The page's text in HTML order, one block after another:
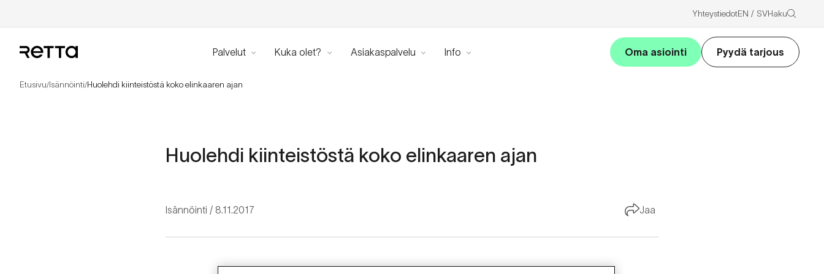
YhteystiedotEN SVHaku
Palvelut Kuka olet? Asiakaspalvelu Info Oma asiointi Pyydä tarjous
Etusivu/Isännöinti/Huolehdi kiinteistöstä koko elinkaaren ajan
Huolehdi kiinteistöstä koko elinkaaren ajan
Isännöinti 8.11.2017 Jaa